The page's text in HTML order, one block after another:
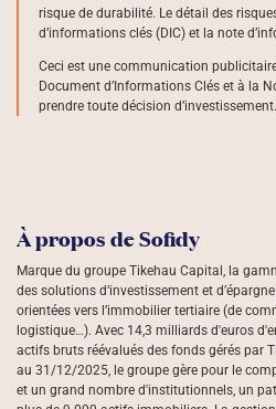
risque de durabilité. Le détail des
d’informations clés (DIC) et la note
Ceci est une communication
Document d’Informations Clés et à la
prendre toute décision d’investissement.
À propos de Sofidy
Marque du groupe Tikehau Capital, la
des solutions d’investissement et
orientées vers l’immobilier tertiaire (de
logistique…). Avec 14,3 milliards d'euros
actifs bruts réévalués des fonds gérés par
au 31/12/2025, le groupe gère pour le
et un grand nombre d'institutionnels, un